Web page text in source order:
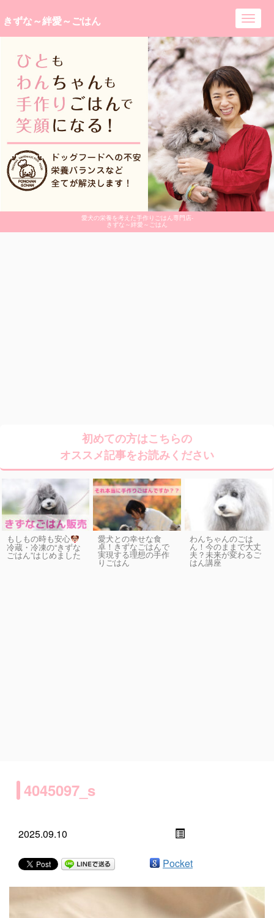
愛犬の栄養を考えた手作りごはん専門店-
きずな～絆愛～ごはん
きずな～絆愛～ごはん
初めての方はこちらの
オススメ記事をお読みください
もしもの時も安心
冷蔵・冷凍の“きずな
ごはん”はじめました
愛犬との幸せな食
卓！きずなごはんで
実現する理想の手作
りごはん
わんちゃんのごは
ん！今のままで大丈
夫？未来が変わるご
はん講座
4045097_s
2025.09.10
Pocket